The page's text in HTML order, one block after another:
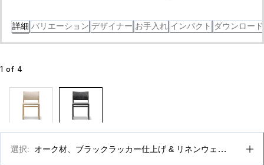
詳細 バリエーション デザイナー お手入れ インパクト ダウンロード
1 of 4
選択:
オーク材、ブラックラッカー仕上げ & リネンウェビ